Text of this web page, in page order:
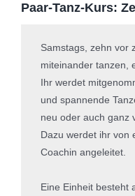
Paar-Tanz-Kurs:
Samstags, zehn vor
miteinander tanzen,
Ihr werdet
und spannende
neu oder auch ganz
Dazu werdet ihr von
Coachin angeleitet.
Eine Einheit besteht